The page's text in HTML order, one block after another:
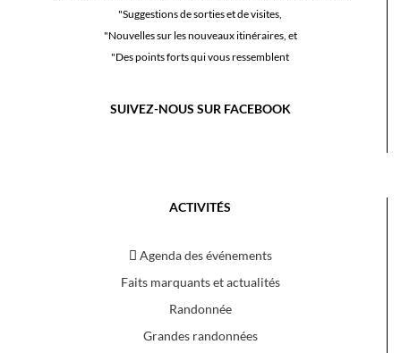
"Suggestions de sorties et de visites,
"Nouvelles sur les nouveaux itinéraires, et
"Des points forts qui vous ressemblent
SUIVEZ-NOUS SUR FACEBOOK
ACTIVITÉS
Agenda des événements
Faits marquants et actualités
Randonnée
Grandes randonnées